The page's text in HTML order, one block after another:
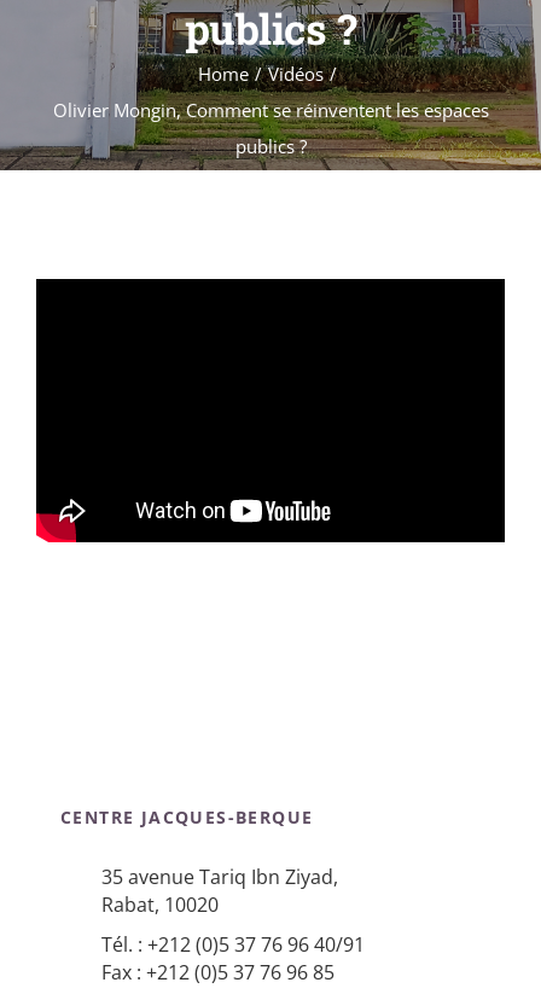
Évènements
Appels
Agenda
publics ?
Home
Vidéos
Olivier Mongin, Comment se réinventent les espaces
publics ?
CENTRE JACQUES-BERQUE
35 avenue Tariq Ibn Ziyad,
Rabat, 10020
Tél. : +212 (0)5 37 76 96 40/91
Fax : +212 (0)5 37 76 96 85